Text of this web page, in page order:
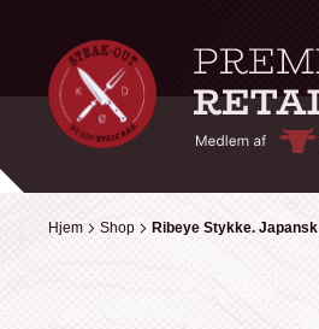
Hjem Shop Ribeye Stykke.
Hjem Shop Ribeye Stykke.